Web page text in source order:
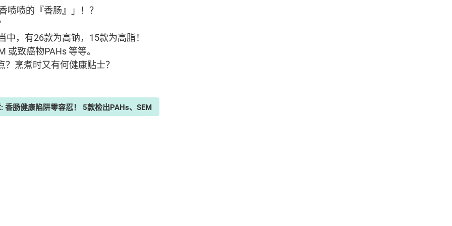
喷喷的『香肠』」！？
，有26款为高钠，15款为高脂！
或致癌物PAHs 等等。
烹煮时又有何健康贴士？
香肠健康陷阱零容忍！ 5款检出PAHs、SEM